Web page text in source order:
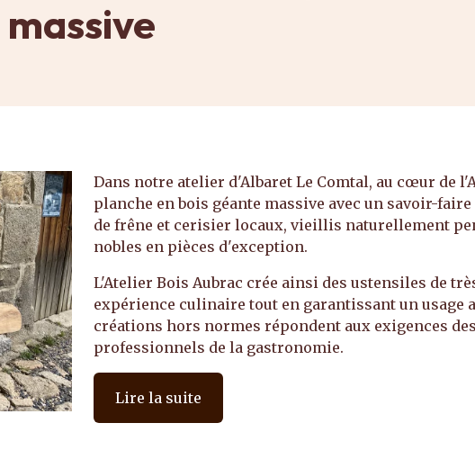
massive
Dans notre atelier d'Albaret Le Comtal, au cœur de
planche en bois géante massive avec un savoir-
de frêne et cerisier locaux, vieillis naturellement
nobles en pièces d'exception.
L'Atelier Bois Aubrac crée ainsi des ustensiles de
expérience culinaire tout en garantissant un usage
créations hors normes répondent aux exigences
professionnels de la gastronomie.
Lire la suite